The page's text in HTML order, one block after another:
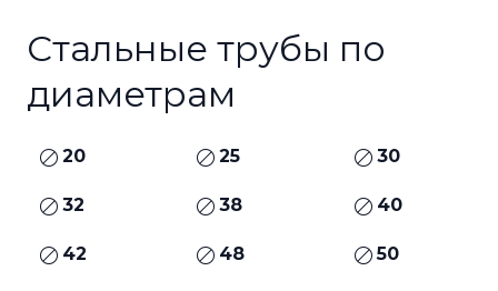
Стальные трубы по
диаметрам
20 25 30
32 38 40
42 48 50